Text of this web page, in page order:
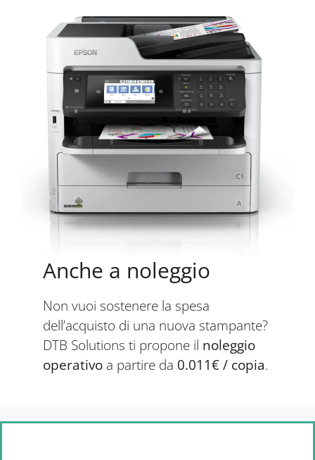
Anche a noleggio
Non vuoi sostenere la spesa
dell’acquisto di una nuova stampante?
DTB Solutions ti propone il noleggio
operativo a partire da 0.011€ / copia.